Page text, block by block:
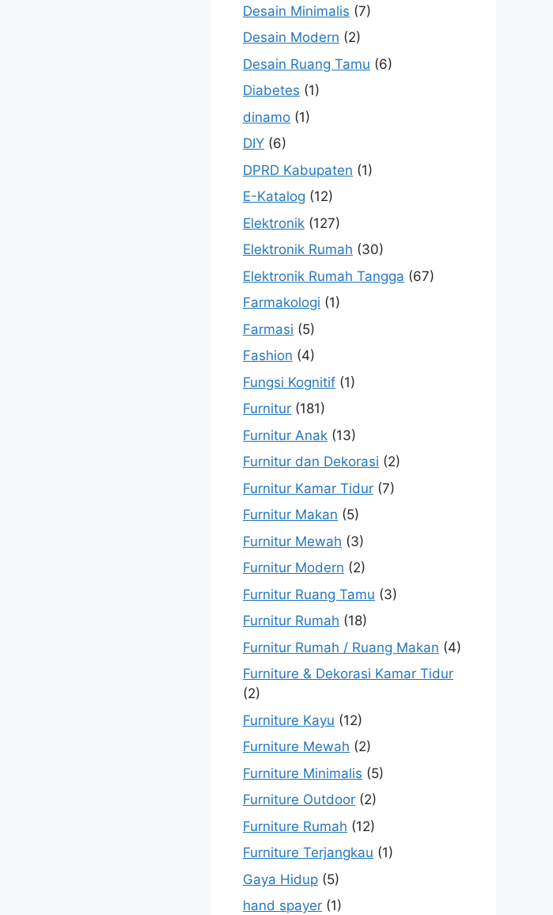
Desain Minimalis (7)
Desain Modern (2)
Desain Ruang Tamu (6)
Diabetes (1)
dinamo (1)
DIY (6)
DPRD Kabupaten (1)
E-Katalog (12)
Elektronik (127)
Elektronik Rumah (30)
Elektronik Rumah Tangga (67)
Farmakologi (1)
Farmasi (5)
Fashion (4)
Fungsi Kognitif (1)
Furnitur (181)
Furnitur Anak (13)
Furnitur dan Dekorasi (2)
Furnitur Kamar Tidur (7)
Furnitur Makan (5)
Furnitur Mewah (3)
Furnitur Modern (2)
Furnitur Ruang Tamu (3)
Furnitur Rumah (18)
Furnitur Rumah / Ruang Makan (4)
Furniture & Dekorasi Kamar Tidur
(2)
Furniture Kayu (12)
Furniture Mewah (2)
Furniture Minimalis (5)
Furniture Outdoor (2)
Furniture Rumah (12)
Furniture Terjangkau (1)
Gaya Hidup (5)
hand spayer (1)